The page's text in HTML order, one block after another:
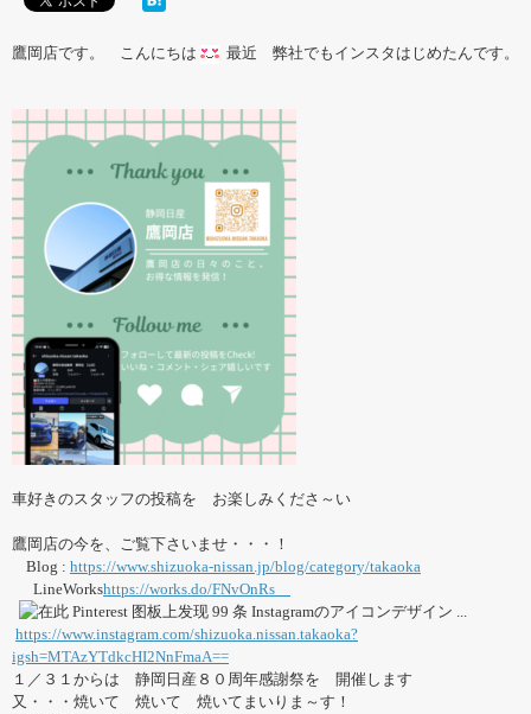
鷹岡店です。 こんにちは 最近 弊社でもインスタはじめたんです。
車好きのスタッフの投稿を お楽しみくださ～い
鷹岡店の今を、ご覧下さいませ・・・！
Blog : https://www.shizuoka-nissan.jp/blog/category/takaoka
LineWorkshttps://works.do/FNvOnRs
https://www.instagram.com/shizuoka.nissan.takaoka?
igsh=MTAzYTdkcHI2NnFmaA==
１／３１からは 静岡日産８０周年感謝祭を 開催します
又・・・焼いて 焼いて 焼いてまいりま～す！